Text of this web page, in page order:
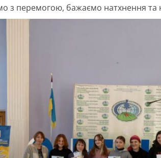
з перемогою, бажаємо натхнення